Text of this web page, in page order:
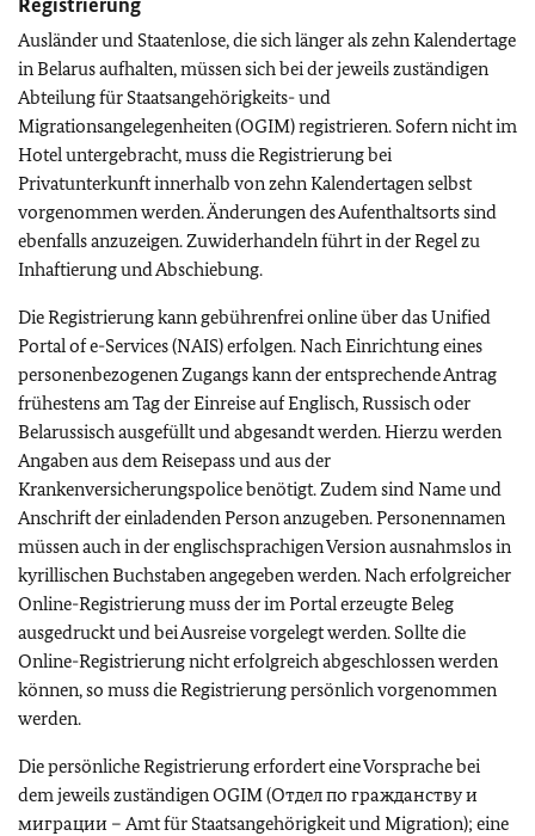
Ausländer und Staatenlose, die sich länger als zehn Kalendertage
in Belarus aufhalten, müssen sichbeider jeweils zuständigen
Abteilung für Staatsangehörigkeits- und
Migrationsangelegenheiten (OGIM) registrieren. Sofern nicht im
Hotel untergebracht, muss die Registrierung bei
Privatunterkunft innerhalb von zehn Kalendertagen selbst
vorgenommen werden. Änderungen des Aufenthaltsorts sind
ebenfalls anzuzeigen. Zuwiderhandeln führt in der Regel zu
Inhaftierung und Abschiebung.
Die Registrierung kann gebührenfrei online über das Unified
Portal of e-Services (NAIS) erfolgen. Nach Einrichtung eines
personenbezogenen Zugangs kann der entsprechende Antrag
frühestens am Tag der Einreise auf Englisch, Russisch oder
Belarussisch ausgefüllt und abgesandt werden. Hierzu werden
Angaben aus dem Reisepass und aus der
Krankenversicherungspolice benötigt. Zudem sind Name und
Anschrift der einladenden Person anzugeben. Personennamen
müssen auch in der englischsprachigen Version ausnahmslos in
kyrillischen Buchstaben angegeben werden. Nach erfolgreicher
Online-Registrierung muss der im Portal erzeugte Beleg
ausgedruckt und bei Ausreise vorgelegt werden. Sollte die
Online-Registrierung nicht erfolgreich abgeschlossen werden
können, so muss die Registrierung persönlich vorgenommen
werden.
Die persönliche Registrierung erfordert eine Vorsprache bei
dem jeweils zuständigen OGIM (Отдел по гражданству и
миграции – Amt für Staatsangehörigkeit und Migration); eine